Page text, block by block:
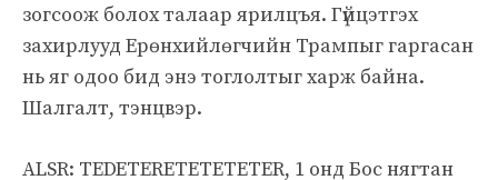
зогсоож болох талаар ярилцъя. Гүйцэтгэх
захирлууд Ерөнхийлөгчийн Трампыг гаргасан
нь яг одоо бид энэ тоглолтыг харж байна.
Шалгалт, тэнцвэр.
ALSR: TEDETERETETETETER, 1 онд Бос нягтан